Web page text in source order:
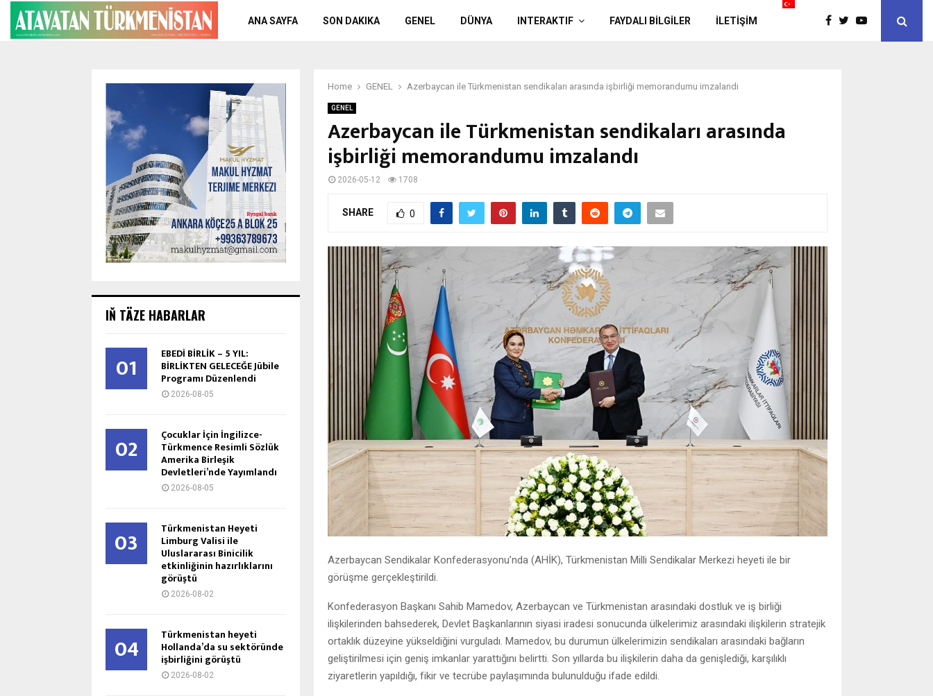
ANA SAYFA SON DAKIKA GENEL DÜNYA INTERAKTIF FAYDALI BİLGİLER İLETIŞIM
Home GENEL Azerbaycan ile Türkmenistan sendikaları arasında işbirliği memorandumu imzalandı
GENEL
Azerbaycan ile Türkmenistan sendikaları arasında
işbirliği memorandumu imzalandı
2026-05-12 1708
SHARE 0
Azerbaycan Sendikalar Konfederasyonu’nda (AHİK), Türkmenistan Milli Sendikalar Merkezi heyeti ile bir
görüşme gerçekleştirildi.
Konfederasyon Başkanı Sahib Mamedov, Azerbaycan ve Türkmenistan arasındaki dostluk ve iş birliği
ilişkilerinden bahsederek, Devlet Başkanlarının siyasi iradesi sonucunda ülkelerimiz arasındaki ilişkilerin stratejik
ortaklık düzeyine yükseldiğini vurguladı. Mamedov, bu durumun ülkelerimizin sendikaları arasındaki bağların
geliştirilmesi için geniş imkanlar yarattığını belirtti. Son yıllarda bu ilişkilerin daha da genişlediği, karşılıklı
ziyaretlerin yapıldığı, fikir ve tecrübe paylaşımında bulunulduğu ifade edildi.
IŇ TÄZE HABARLAR
01 EBEDİ BİRLİK – 5 YIL:
BİRLİKTEN GELECEĞE Jübile
Programı Düzenlendi
2026-08-05
02 Çocuklar İçin İngilizce-
Türkmence Resimli Sözlük
Amerika Birleşik
Devletleri’nde Yayımlandı
2026-08-05
03 Türkmenistan Heyeti
Limburg Valisi ile
Uluslararası Binicilik
etkinliğinin hazırlıklarını
görüştü
2026-08-02
04 Türkmenistan heyeti
Hollanda’da su sektöründe
işbirliğini görüştü
2026-08-02